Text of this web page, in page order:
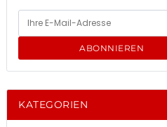
ABONNIEREN
KATEGORIEN